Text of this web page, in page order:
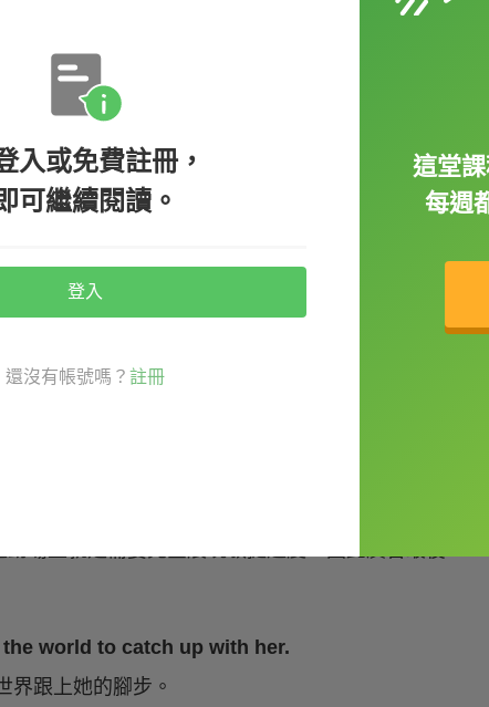
場上就是需要完全展現敏捷速度，因此廣告最後
world to catch up with her.
界跟上她的腳步。
入或免費註冊，
可繼續閱讀。
登入
還沒有帳號嗎？ 註冊
這堂
每週